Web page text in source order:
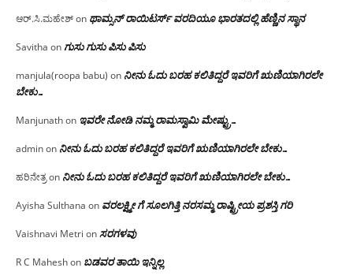
ಆರ್.ಸಿ.ಮಹೇಶ್on ಥಾಮ್ಸನ್ ರಾಯಿಟರ್ಸ್ ವರದಿಯೂ ಭಾರತದಲ್ಲಿ ಹೆಣ್ಣಿನ ಸ್ಥಾನ‌
Savitha onಗುಸು ಗುಸು ಪಿಸು ಪಿಸು
manjula(roopa babu) on ನೀನು ಓದು ಬರಹ ಕಲಿತಿದ್ದರೆ ಇವರಿಗೆ ಋಣಿಯಾಗಿರಲೇ
ಬೇಕು…
Manjunathon ಇವರೇ‌ ನೋಡಿ‌ ನಮ್ಮ‌ ರಾಮಸ್ವಾಮಿ ಮೇಷ್ಟ್ರು…
adminon ನೀನು ಓದು ಬರಹ ಕಲಿತಿದ್ದರೆ ಇವರಿಗೆ ಋಣಿಯಾಗಿರಲೇ ಬೇಕು…
ಹರಿನೇತ್ರon ನೀನು ಓದು ಬರಹ ಕಲಿತಿದ್ದರೆ ಇವರಿಗೆ ಋಣಿಯಾಗಿರಲೇ ಬೇಕು…
Ayisha Sulthana on ವರಲಕ್ಷ್ಮೀ ಗೆ ಸೂಲಗಿತ್ತಿ ನರಸಮ್ಮ‌ ರಾಷ್ಟ್ರೀಯ ಪ್ರಶಸ್ತಿ ಗರಿ
Vaishnavi Metri onಸರಗಳವು
R C Maheshon ಬಡವರ ತಾಯಿ ಇನ್ನಿಲ್ಲ